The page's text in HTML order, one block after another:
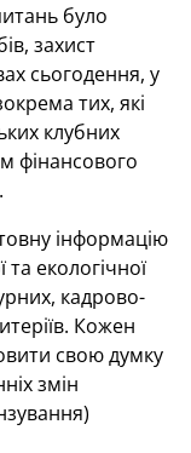
було
захист
сьогодення, у
тих, які
клубних
фінансового
інформацію
та екологічної
кадрово-
Кожен
свою думку
змін